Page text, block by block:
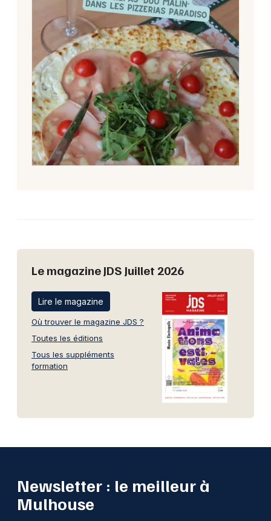
Le magazine JDS Juillet 2026
Lire le magazine
Où trouver le magazine JDS ?
Toutes les éditions
Tous les suppléments
formation
Newsletter : le meilleur à
Mulhouse